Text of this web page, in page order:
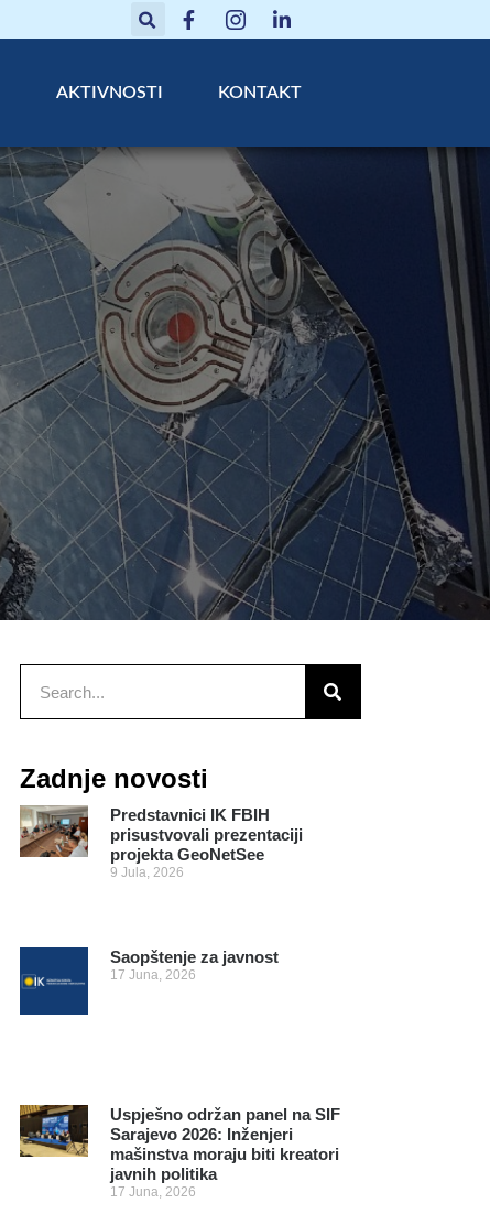
AKTIVNOSTI KONTAKT
Zadnje novosti
Predstavnici IK FBIH
prisustvovali prezentaciji
projekta GeoNetSee
9 Jula, 2026
Saopštenje za javnost
17 Juna, 2026
Uspješno održan panel na SIF
Sarajevo 2026: Inženjeri
mašinstva moraju biti kreatori
javnih politika
17 Juna, 2026